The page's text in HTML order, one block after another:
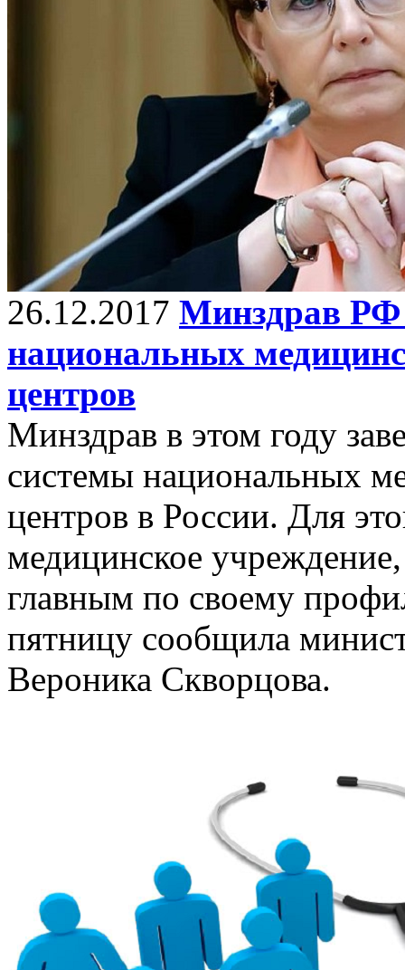
26.12.2017 Минздрав РФ
национальных
центров
Минздрав в этом году
системы национальных
центров в России. Для
медицинское
главным по своему
пятницу сообщила
Вероника Скворцова.